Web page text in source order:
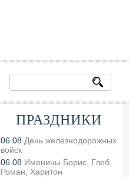
ПРАЗДНИКИ
06.08 День железнодорожных
войск
06.08 Именины Борис, Глеб,
Роман, Харитон